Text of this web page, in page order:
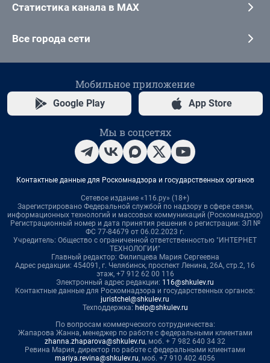
Статистика канала в MAX
Все города сети
Мобильное приложение
Google Play App Store
Мы в соцсетях
Контактные данные для Роскомнадзора и государственных органов
Сетевое издание «116.ру» (18+)
Зарегистрировано Федеральной службой по надзору в сфере связи,
информационных технологий и массовых коммуникаций (Роскомнадзор)
Регистрационный номер и дата принятия решения о регистрации: ЭЛ №
ФС 77-84679 от 06.02.2023 г.
Учредитель: Общество с ограниченной ответственностью "ИНТЕРНЕТ
ТЕХНОЛОГИИ"
Главный редактор: Филипцева Мария Сергеевна
Адрес редакции: 454091, г. Челябинск, проспект Ленина, 26А, стр.2, 16
этаж, +7 912 62 00 116
Электронный адрес редакции: 116@shkulev.ru
Контактные данные для Роскомнадзора и государственных органов:
juristchel@shkulev.ru
Техподдержка: help@shkulev.ru
По вопросам коммерческого сотрудничества:
Жапарова Жанна, менеджер по работе с федеральными клиентами
zhanna.zhaparova@shkulev.ru, моб. + 7 982 640 34 32
Ревина Мария, директор по работе с федеральными клиентами
mariya.revina@shkulev.ru, моб. +7 910 402 4056